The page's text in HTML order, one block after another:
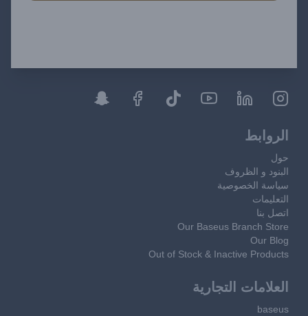
الروابط
حول
البنود و الظروف
سياسة الخصوصية
التعليمات
اتصل بنا
Our Baseus Branch Store
Our Blog
Out of Stock & Inactive Products
العلامات التجارية
baseus